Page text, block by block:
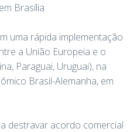
Brasília
uma rápida implementação
a União Europeia e o
Paraguai, Uruguai), na
Brasil-Alemanha, em
destravar acordo comercial